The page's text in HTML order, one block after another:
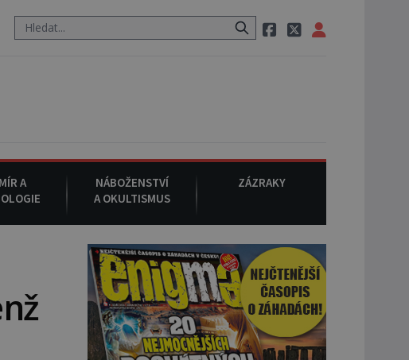
restauraci, pak si na ulici zavolá taxi, nasedne do něj a už ho nikdy
A
NÁBOŽENSTVÍ
A OKULTISMUS
ZÁZRAKY